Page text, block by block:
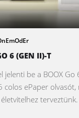
6 (GEN II)-T
jelenti be a BOOX Go
colos ePaper olvasót,